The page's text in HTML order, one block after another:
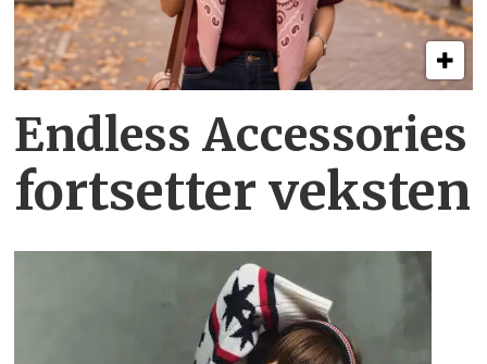
Endless Accessories
fortsetter veksten